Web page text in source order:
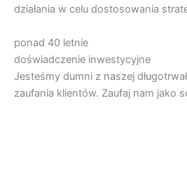
działania w celu dostosowania
ponad 40 letnie
doświadczenie inwestycyjne
Jesteśmy dumni z naszej
zaufania klientów. Zaufaj nam jako